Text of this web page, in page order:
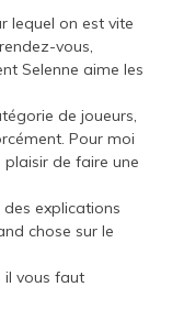
lequel on est vite
vous,
Selenne aime les
de joueurs,
Pour moi
plaisir de faire une
explications
chose sur le
il vous faut